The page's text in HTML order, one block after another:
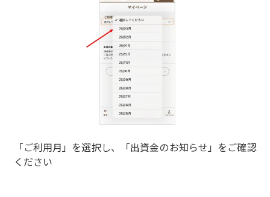
「ご利用月」を選択し、「出資金のお知らせ」をご確認
ください